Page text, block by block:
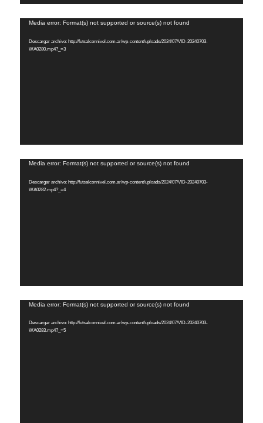
Reproductor
vídeo
Media error: Format(s) not supported or source(s) not found
Descargar archivo: http://futsalconnivel.com.ar/wp-content/uploads/2024/07/VID-20240703-
WA0280.mp4?_=3
Reproductor
vídeo
Media error: Format(s) not supported or source(s) not found
Descargar archivo: http://futsalconnivel.com.ar/wp-content/uploads/2024/07/VID-20240703-
WA0282.mp4?_=4
Reproductor
vídeo
Media error: Format(s) not supported or source(s) not found
Descargar archivo: http://futsalconnivel.com.ar/wp-content/uploads/2024/07/VID-20240703-
WA0283.mp4?_=5